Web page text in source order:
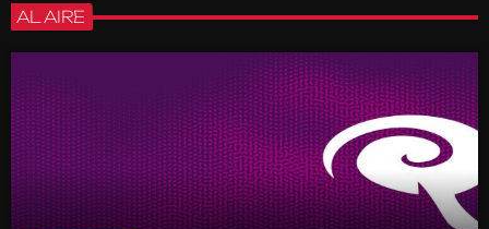
AL AIRE